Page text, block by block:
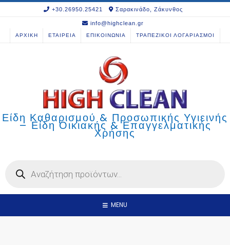
+30.26950.25421 Σαρακινάδο, Ζάκυνθος
info@highclean.gr
ΑΡΧΙΚΗ ΕΤΑΙΡΕΙΑ ΕΠΙΚΟΙΝΩΝΙΑ ΤΡΑΠΕΖΙΚΟΙ ΛΟΓΑΡΙΑΣΜΟΙ
Είδη Καθαρισμού & Προσωπικής Υγιεινής
– Είδη Οικιακής & Επαγγελματικής
Χρήσης
search
MENU